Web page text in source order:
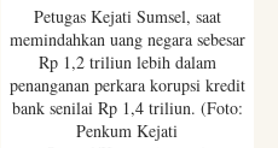
Petugas Kejati Sumsel, saat
memindahkan uang negara sebesar
Rp 1,2 triliun lebih dalam
penanganan perkara korupsi kredit
bank senilai Rp 1,4 triliun. (Foto:
Penkum Kejati